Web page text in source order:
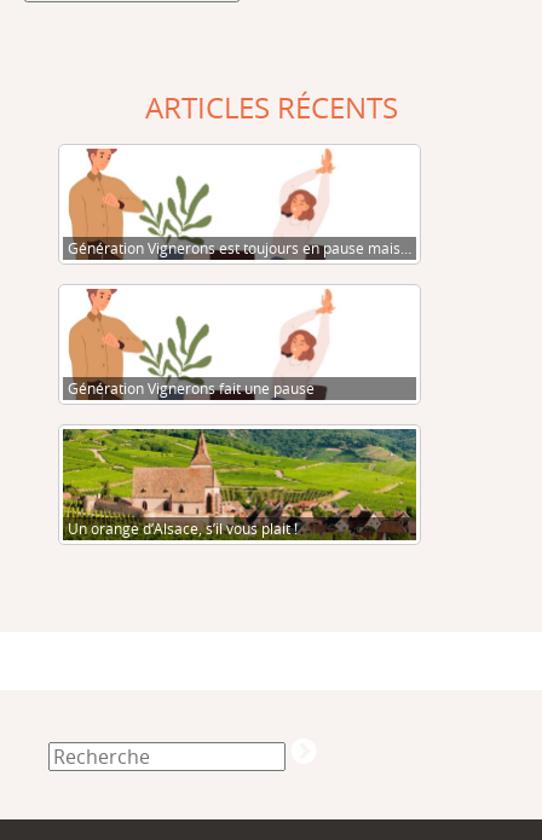
ARTICLES RÉCENTS
Génération Vignerons est toujours en pause mais…
Génération Vignerons fait une pause
Un orange d’Alsace, s’il vous plait !